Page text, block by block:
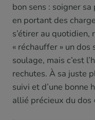
bon sens : soigner
en portant des
s’étirer au quotidien,
« réchauffer » un
soulage, mais c’est
rechutes. À sa juste
suivi et d’une bonne
allié précieux du dos